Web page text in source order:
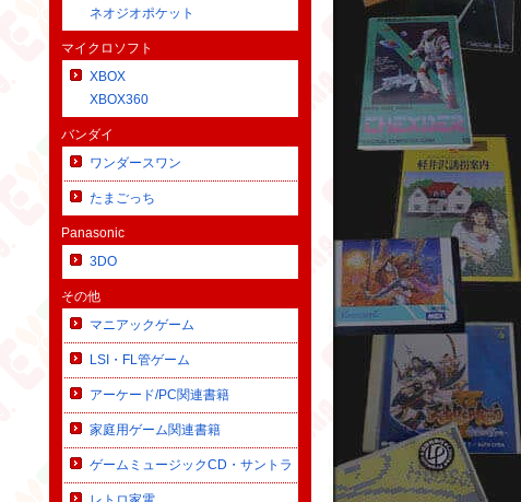
ネオジオポケット
マイクロソフト
XBOX
XBOX360
バンダイ
ワンダースワン
たまごっち
Panasonic
3DO
その他
マニアックゲーム
LSI・FL管ゲーム
アーケード/PC関連書籍
家庭用ゲーム関連書籍
ゲームミュージックCD・サントラ